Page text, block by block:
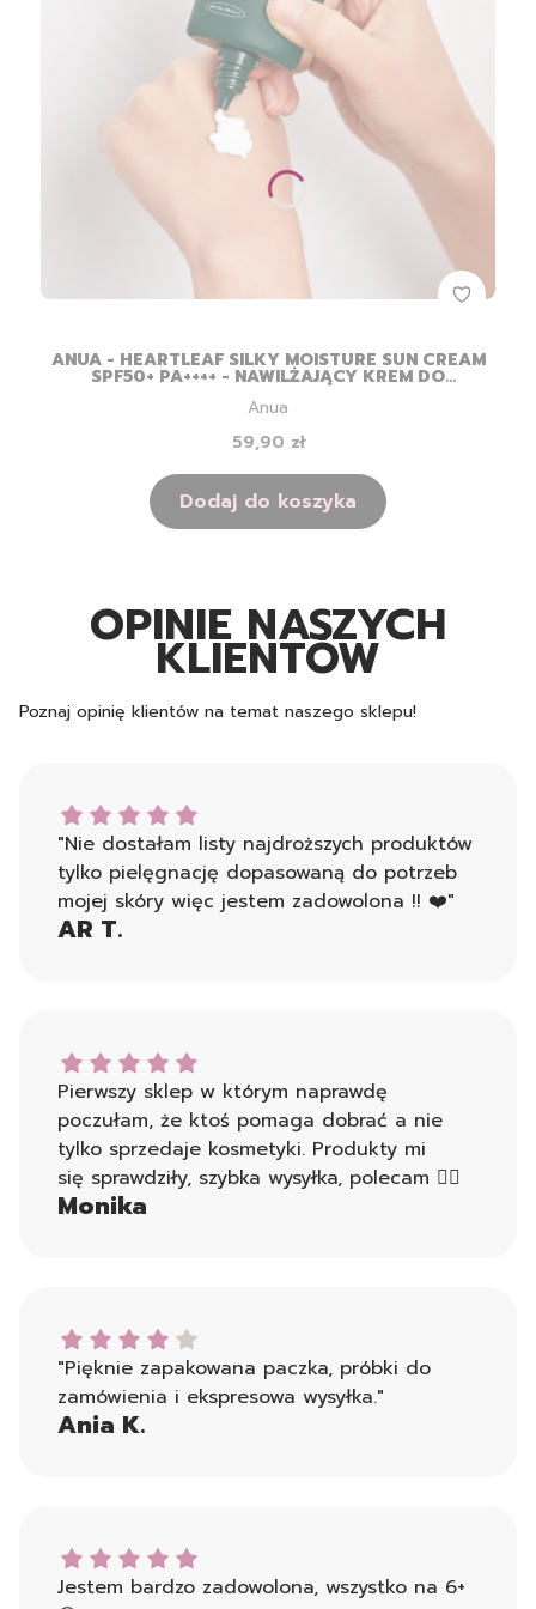
ANUA - HEARTLEAF SILKY MOISTURE SUN CREAM
SPF50+ PA++++ - NAWILŻAJĄCY KREM DO
TWARZY Z FILTREM - 50ML
Producent
Anua
Cena
59,90 zł
Dodaj do koszyka
OPINIE NASZYCH
KLIENTÓW
Poznaj opinię klientów na temat naszego sklepu!
AR T. dał ocenę: 5
"Nie dostałam listy najdroższych produktów
tylko pielęgnację dopasowaną do potrzeb
mojej skóry więc jestem zadowolona !! ❤️"
AR T.
Monika dał ocenę: 5
Pierwszy sklep w którym naprawdę
poczułam, że ktoś pomaga dobrać a nie
tylko sprzedaje kosmetyki. Produkty mi
się sprawdziły, szybka wysyłka, polecam 👍🏻
Monika
Ania K. dał ocenę: 4
"Pięknie zapakowana paczka, próbki do
zamówienia i ekspresowa wysyłka."
Ania K.
Weronika dał ocenę: 5
Jestem bardzo zadowolona, wszystko na 6+